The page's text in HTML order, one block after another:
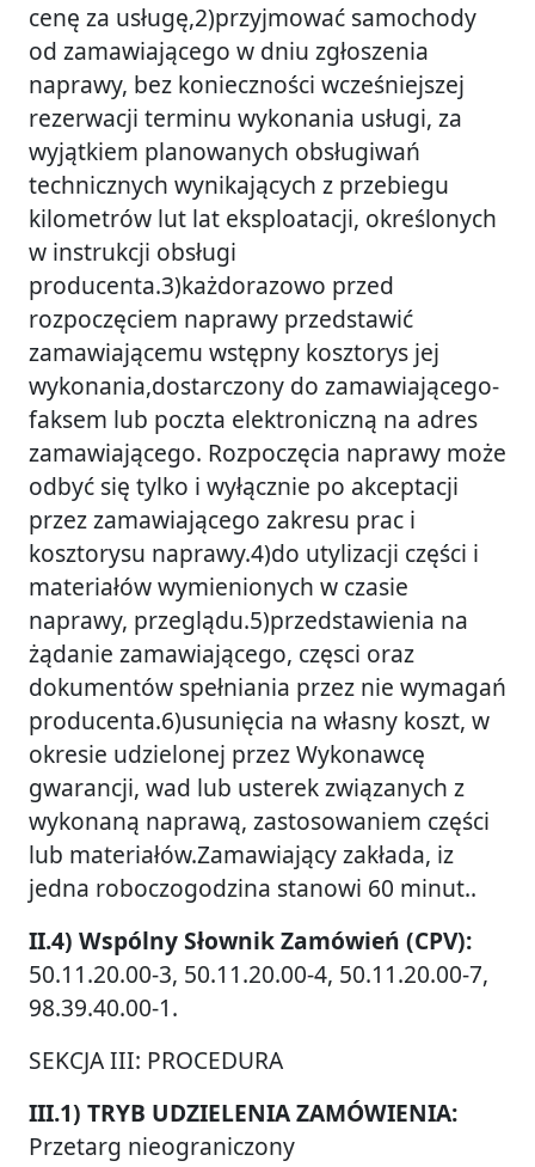
cenę za usługę,2)przyjmować samochody
od zamawiającego w dniu zgłoszenia
naprawy, bez konieczności wcześniejszej
rezerwacji terminu wykonania usługi, za
wyjątkiem planowanych obsługiwań
technicznych wynikających z przebiegu
kilometrów lut lat eksploatacji, określonych
w instrukcji obsługi
producenta.3)każdorazowo przed
rozpoczęciem naprawy przedstawić
zamawiającemu wstępny kosztorys jej
wykonania,dostarczony do zamawiającego-
faksem lub poczta elektroniczną na adres
zamawiającego. Rozpoczęcia naprawy może
odbyć się tylko i wyłącznie po akceptacji
przez zamawiającego zakresu prac i
kosztorysu naprawy.4)do utylizacji części i
materiałów wymienionych w czasie
naprawy, przeglądu.5)przedstawienia na
żądanie zamawiającego, częsci oraz
dokumentów spełniania przez nie wymagań
producenta.6)usunięcia na własny koszt, w
okresie udzielonej przez Wykonawcę
gwarancji, wad lub usterek związanych z
wykonaną naprawą, zastosowaniem części
lub materiałów.Zamawiający zakłada, iz
jedna roboczogodzina stanowi 60 minut..
II.4) Wspólny Słownik Zamówień (CPV):
50.11.20.00-3, 50.11.20.00-4, 50.11.20.00-7,
98.39.40.00-1.
SEKCJA III: PROCEDURA
III.1) TRYB UDZIELENIA ZAMÓWIENIA:
Przetarg nieograniczony